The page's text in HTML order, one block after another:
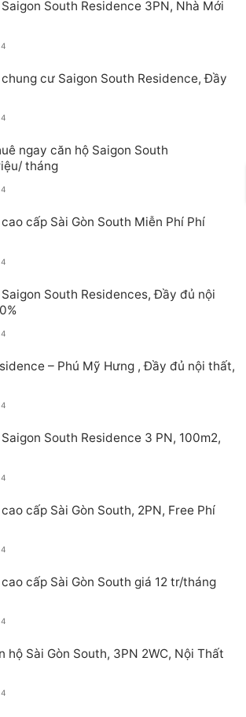
South Residence 3PN, Nhà Mới
cư Saigon South Residence, Đầy
ngay căn hộ Saigon South
tháng
cấp Sài Gòn South Miễn Phí Phí
South Residences, Đầy đủ nội
– Phú Mỹ Hưng , Đầy đủ nội thất,
South Residence 3 PN, 100m2,
cấp Sài Gòn South, 2PN, Free Phí
cấp Sài Gòn South giá 12 tr/tháng
hộ Sài Gòn South, 3PN 2WC, Nội Thất